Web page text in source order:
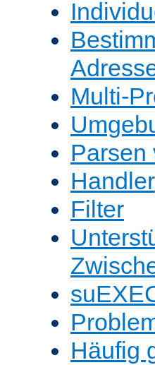
Multi-
Parsen
Handler
Filter
Häufig